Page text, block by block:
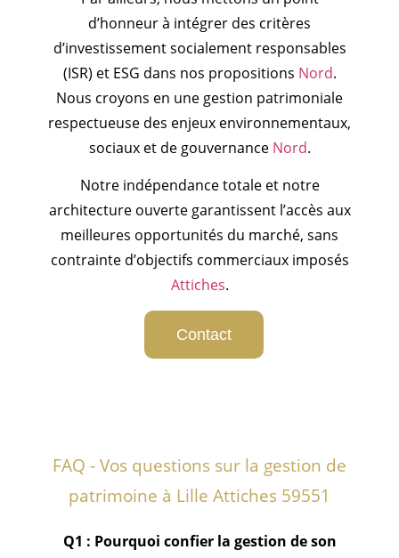
d’honneur à intégrer des critères
d’investissement socialement responsables
(ISR) et ESG dans nos propositions Nord.
Nous croyons en une gestion patrimoniale
respectueuse des enjeux environnementaux,
sociaux et de gouvernance Nord.
Notre indépendance totale et notre
architecture ouverte garantissent l’accès aux
meilleures opportunités du marché, sans
contrainte d’objectifs commerciaux imposés
Attiches.
Contact
FAQ - Vos questions sur la gestion de
patrimoine à Lille Attiches 59551
Q1 : Pourquoi confier la gestion de son